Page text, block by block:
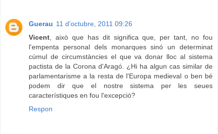
Guerau 11 d’octubre, 2011 09:26
Vicent , això que has dit significa que, per tant, no fou
l'empenta personal dels monarques sinó un determinat
cúmul de circumstàncies el que va donar lloc al sistema
pactista de la Corona d'Aragó. ¿Hi ha algun cas similar de
parlamentarisme a la resta de l'Europa medieval o ben bé
podem dir que el nostre sistema per les seues
característiques en fou l'excepció?
Respon